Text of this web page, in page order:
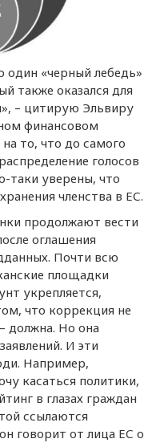
один «черный лебедь»
также оказался для
– цитирую Эльвиру
финансовом
то, что до самого
голосов
таки уверены, что
членства в ЕС.
продолжают вести
оглашения
Почти всю
площадки
укрепляется,
что коррекция не
должна. Но она
И эти
Например,
касаться политики,
в глазах граждан
ссылаются
говорит от лица ЕС о